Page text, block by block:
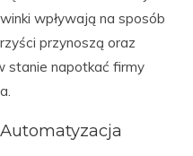
wpływają na sposób
przynoszą oraz
stanie napotkać firmy